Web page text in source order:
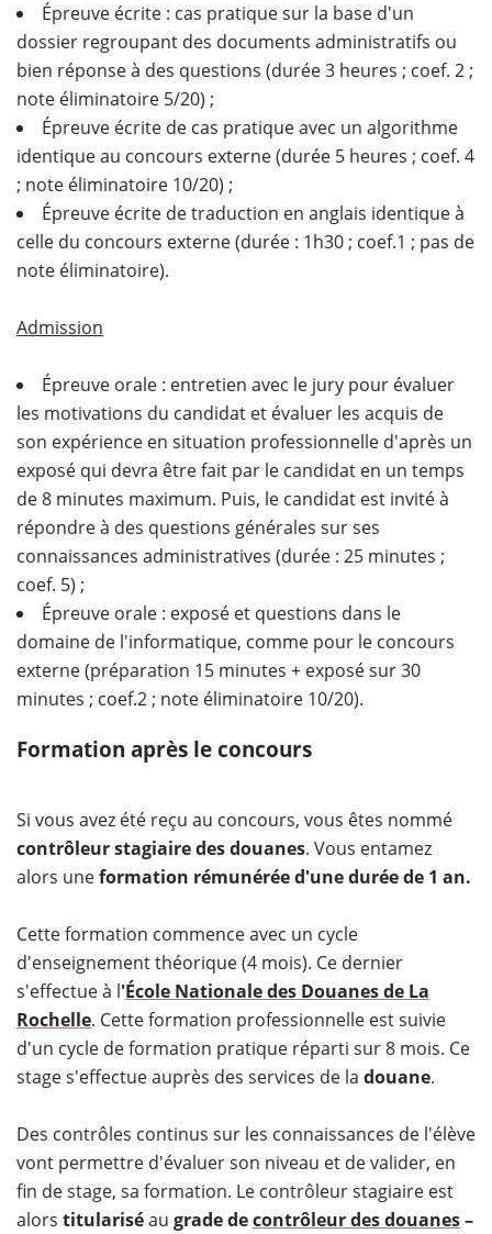
Épreuve écrite : cas pratique sur la base d'un
dossier regroupant des documents administratifs ou
bien réponse à des questions (durée 3 heures ; coef. 2 ;
note éliminatoire 5/20) ;
Épreuve écrite de cas pratique avec un algorithme
identique au concours externe (durée 5 heures ; coef. 4
; note éliminatoire 10/20) ;
Épreuve écrite de traduction en anglais identique à
celle du concours externe (durée : 1h30 ; coef.1 ; pas de
note éliminatoire).
Admission
Épreuve orale : entretien avec le jury pour évaluer
les motivations du candidat et évaluer les acquis de
son expérience en situation professionnelle d'après un
exposé qui devra être fait par le candidat en un temps
de 8 minutes maximum. Puis, le candidat est invité à
répondre à des questions générales sur ses
connaissances administratives (durée : 25 minutes ;
coef. 5) ;
Épreuve orale : exposé et questions dans le
domaine de l'informatique, comme pour le concours
externe (préparation 15 minutes + exposé sur 30
minutes ; coef.2 ; note éliminatoire 10/20).
Formation après le concours
Si vous avez été reçu au concours, vous êtes nommé
contrôleur stagiaire des douanes. Vous entamez
alors uneformation rémunérée d'une durée de 1 an.
Cette formation commence avec un cycle
d'enseignement théorique (4 mois). Ce dernier
s'effectue à l'École Nationale des Douanes de La
Rochelle. Cette formation professionnelle est suivie
d'un cycle de formation pratique réparti sur 8 mois. Ce
stage s'effectue auprès des services de la douane.
Des contrôles continus sur les connaissances de l'élève
vont permettre d'évaluer son niveau et de valider, en
fin de stage, sa formation. Le contrôleur stagiaire est
alors titulariséau grade decontrôleur des douanes–